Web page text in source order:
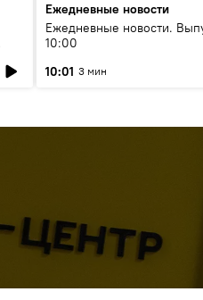
Ежедневные новости
Ежедневные новости.
10:00
10:01 3 мин